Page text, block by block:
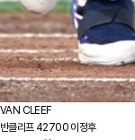
VAN CLEEF
반클리프 42700 이정후